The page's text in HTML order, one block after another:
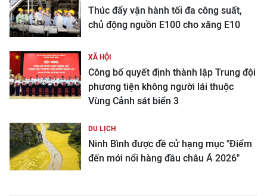
Thúc đẩy vận hành tối đa công suất,
chủ động nguồn E100 cho xăng E10
XÃ HỘI
Công bố quyết định thành lập Trung đội
phương tiện không người lái thuộc
Vùng Cảnh sát biển 3
DU LỊCH
Ninh Bình được đề cử hạng mục "Điểm
đến mới nổi hàng đầu châu Á 2026"